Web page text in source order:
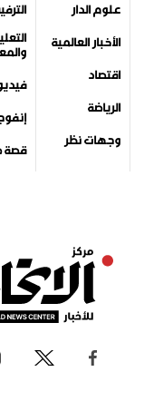
علوم الدار
الأخبار العالمية
اقتصاد
الرياضة
وجهات نظر
فيديو
قصة